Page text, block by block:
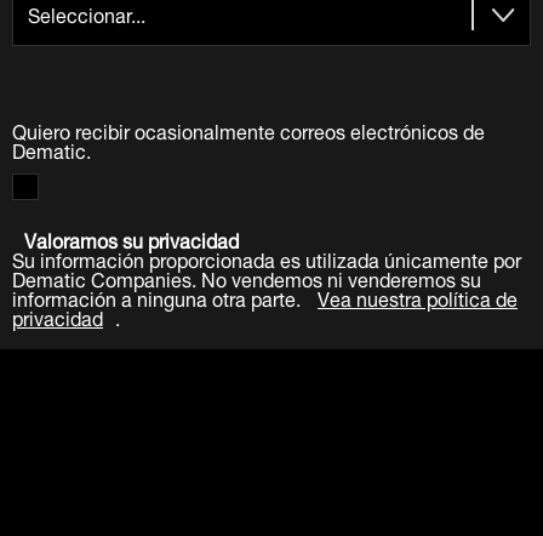
Quiero recibir ocasionalmente correos electrónicos de
Dematic.
Valoramos su privacidad
Su información proporcionada es utilizada únicamente por
Dematic Companies. No vendemos ni venderemos su
información a ninguna otra parte. Vea nuestra política de
privacidad .